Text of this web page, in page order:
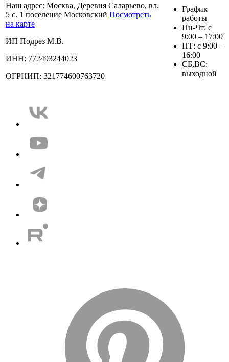
Наш адрес: Москва, Деревня Саларьево, вл.
5 с. 1 поселение Московский Посмотреть
на карте
ИП Подрез М.В.
ИНН: 772493244023
ОГРНИП: 321774600763720
График
работы
Пн-Чт: с
9:00 – 17:00
ПТ: с 9:00 –
16:00
СБ,ВС:
выходной